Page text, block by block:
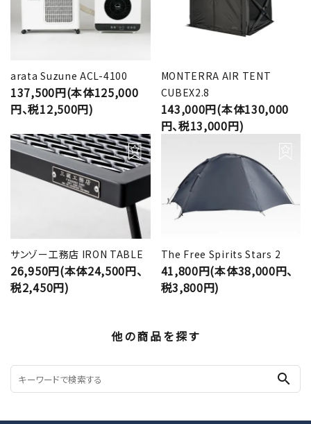
arata Suzune ACL-4100
137,500円(本体125,000
円、税12,500円)
MONTERRA AIR TENT
CUBEX2.8
143,000円(本体130,000
円、税13,000円)
サンゾー工務店 IRON TABLE
26,950円(本体24,500円、
税2,450円)
The Free Spirits Stars 2
41,800円(本体38,000円、
税3,800円)
他の商品を探す
search